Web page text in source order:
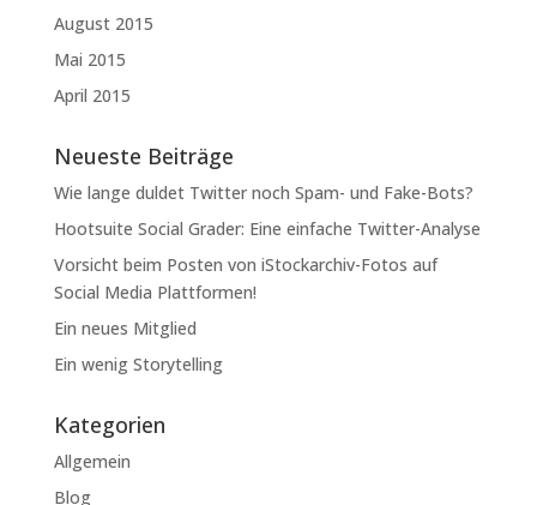
August 2015
Mai 2015
April 2015
Neueste Beiträge
Wie lange duldet Twitter noch Spam- und Fake-Bots?
Hootsuite Social Grader: Eine einfache Twitter-Analyse
Vorsicht beim Posten von iStockarchiv-Fotos auf
Social Media Plattformen!
Ein neues Mitglied
Ein wenig Storytelling
Kategorien
Allgemein
Blog